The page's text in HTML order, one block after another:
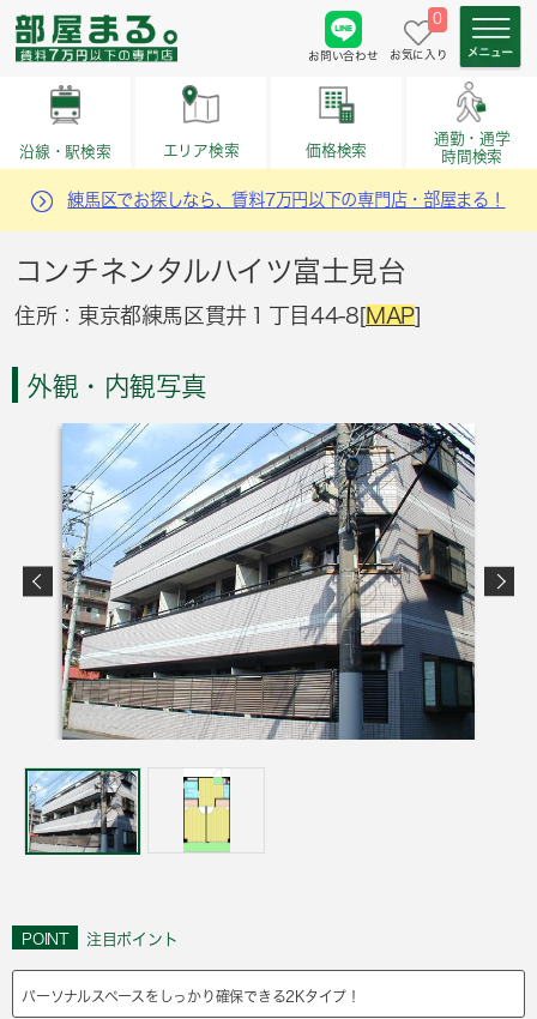
お問い合わせ
0
お気に入り
沿線・駅検索 エリア検索 価格検索
通勤・通学
時間検索
練馬区でお探しなら、賃料7万円以下の専門店・部屋まる！
コンチネンタルハイツ富士見台
住所：東京都練馬区貫井１丁目44-8[MAP]
外観・内観写真
POINT 注目ポイント
パーソナルスペースをしっかり確保できる2Kタイプ！